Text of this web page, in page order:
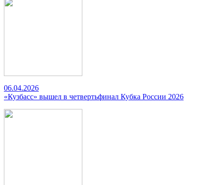
06.04.2026
«Кузбасс» вышел в четвертьфинал Кубка России 2026